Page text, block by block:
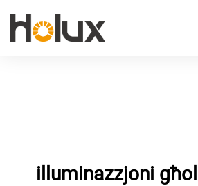
illuminazzjoni